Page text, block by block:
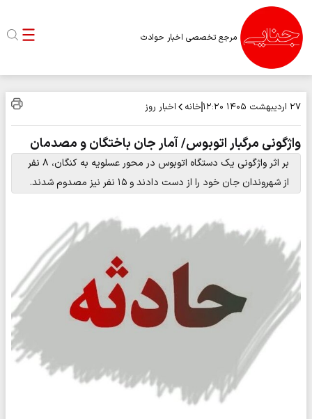
مرجع تخصصی اخبار حوادث
۲۷ اردیبهشت ۱۴۰۵ ۱۲:۲۰ خانه اخبار روز
واژگونی مرگبار اتوبوس/ آمار جان باختگان و مصدمان
بر اثر واژگونی یک دستگاه اتوبوس در محور عسلویه به کنگان، ۸ نفر
از شهروندان جان خود را از دست دادند و ۱۵ نفر نیز مصدوم شدند.